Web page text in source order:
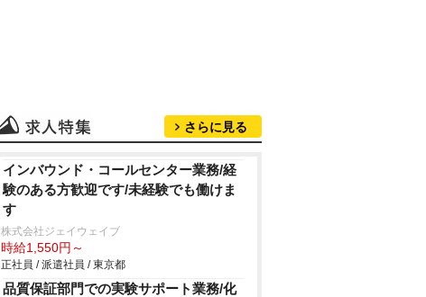
さらに見る
インバウンド・コールセンター業務/経
験のある方歓迎です/未経験でも働けま
す
株式会社ジェイウェイブ
時給1,550円～
正社員 / 派遣社員 / 東京都
品質保証部門での実験サポート業務/化